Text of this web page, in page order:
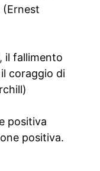
(Ernest
il fallimento
coraggio di
positiva
positiva.